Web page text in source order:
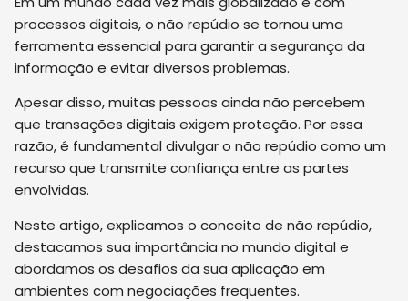
processos digitais, o não repúdio se tornou uma
ferramenta essencial para garantir a segurança da
informação e evitar diversos problemas.
Apesar disso, muitas pessoas ainda não percebem
que transações digitais exigem proteção. Por essa
razão, é fundamental divulgar o não repúdio como um
recurso que transmite confiança entre as partes
envolvidas.
Neste artigo, explicamos o conceito de não repúdio,
destacamos sua importância no mundo digital e
abordamos os desafios da sua aplicação em
ambientes com negociações frequentes.